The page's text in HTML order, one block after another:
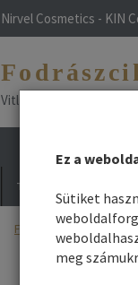
Nirvel Cosmetics - KIN
Vitlfarco - Maxima -
Termékek
Főoldal /Webshop /
Ez a
Sütiket
meg